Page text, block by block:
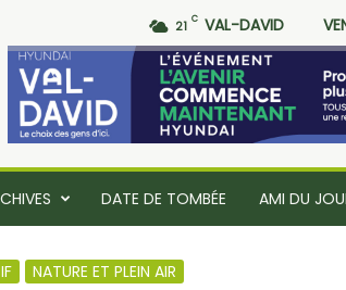
21 C VAL-DAVID
DATE DE TOMBÉE AMI DU
NATURE ET PLEIN AIR